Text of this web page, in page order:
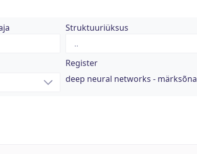
Struktuuriüksus
Register
deep neural networks - märksõna